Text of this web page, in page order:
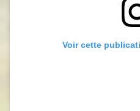
Voir cette